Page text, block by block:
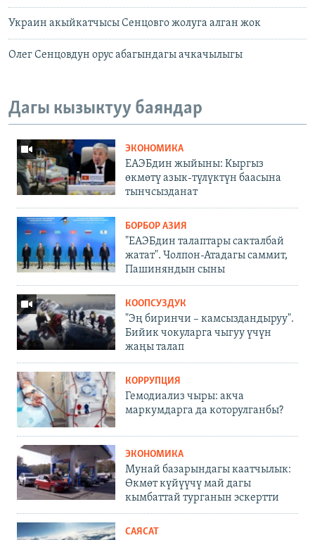
Украин акыйкатчысы Сенцовго жолуга алган жок
Олег Сенцовдун орус абагындагы ачкачылыгы
Дагы кызыктуу баяндар
ЭКОНОМИКА
ЕАЭБдин жыйыны: Кыргыз
өкмөтү азык-түлүктүн баасына
тынчсызданат
БОРБОР АЗИЯ
"ЕАЭБдин талаптары сакталбай
жатат". Чолпон-Атадагы саммит,
Пашиняндын сыны
КООПСУЗДУК
"Эң биринчи – камсыздандыруу".
Бийик чокуларга чыгуу үчүн
жаңы талап
КОРРУПЦИЯ
Гемодиализ чыры: акча
маркумдарга да которулганбы?
ЭКОНОМИКА
Мунай базарындагы каатчылык:
Өкмөт күйүүчү май дагы
кымбаттай турганын эскертти
САЯСАТ